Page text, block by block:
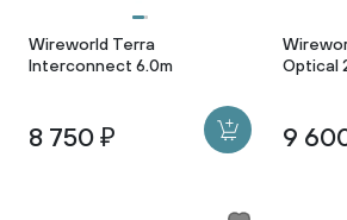
Wireworld Terra
Interconnect 6.0m
8 750 ₽
Optical
9